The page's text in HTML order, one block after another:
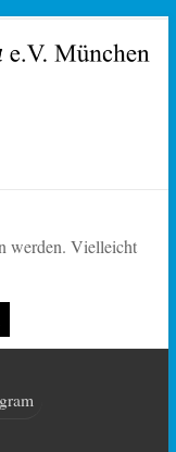
werden. Vielleicht